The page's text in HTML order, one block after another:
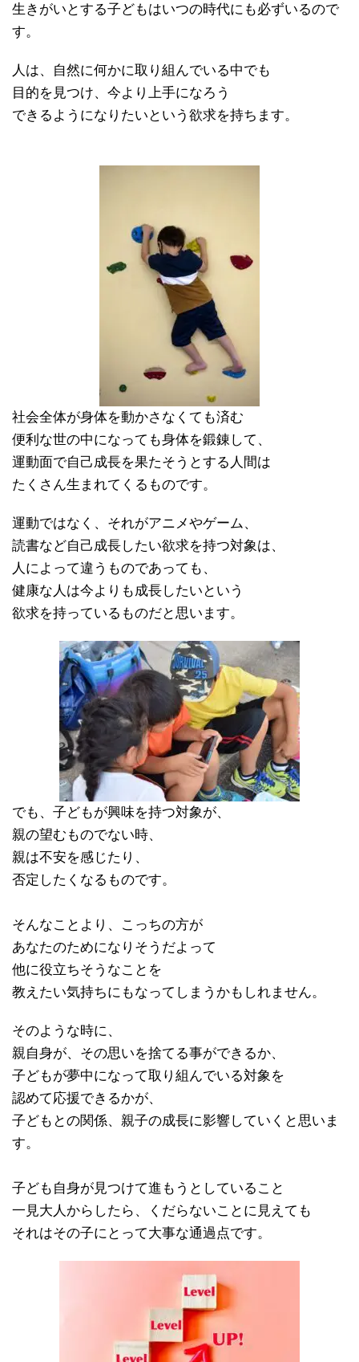
生きがいとする子どもはいつの時代にも必ずいるので
す。
人は、自然に何かに取り組んでいる中でも
目的を見つけ、今より上手になろう
できるようになりたいという欲求を持ちます。
社会全体が身体を動かさなくても済む
便利な世の中になっても身体を鍛錬して、
運動面で自己成長を果たそうとする人間は
たくさん生まれてくるものです。
運動ではなく、それがアニメやゲーム、
読書など自己成長したい欲求を持つ対象は、
人によって違うものであっても、
健康な人は今よりも成長したいという
欲求を持っているものだと思います。
でも、子どもが興味を持つ対象が、
親の望むものでない時、
親は不安を感じたり、
否定したくなるものです。
そんなことより、こっちの方が
あなたのためになりそうだよって
他に役立ちそうなことを
教えたい気持ちにもなってしまうかもしれません。
そのような時に、
親自身が、その思いを捨てる事ができるか、
子どもが夢中になって取り組んでいる対象を
認めて応援できるかが、
子どもとの関係、親子の成長に影響していくと思いま
す。
子ども自身が見つけて進もうとしていること
一見大人からしたら、くだらないことに見えても
それはその子にとって大事な通過点です。